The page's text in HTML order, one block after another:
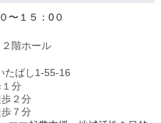
〜１５：0０
階ホール
たばし1-55-16
分
２分
７分